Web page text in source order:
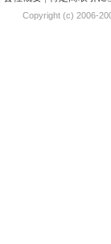
Copyright (c) 2006-